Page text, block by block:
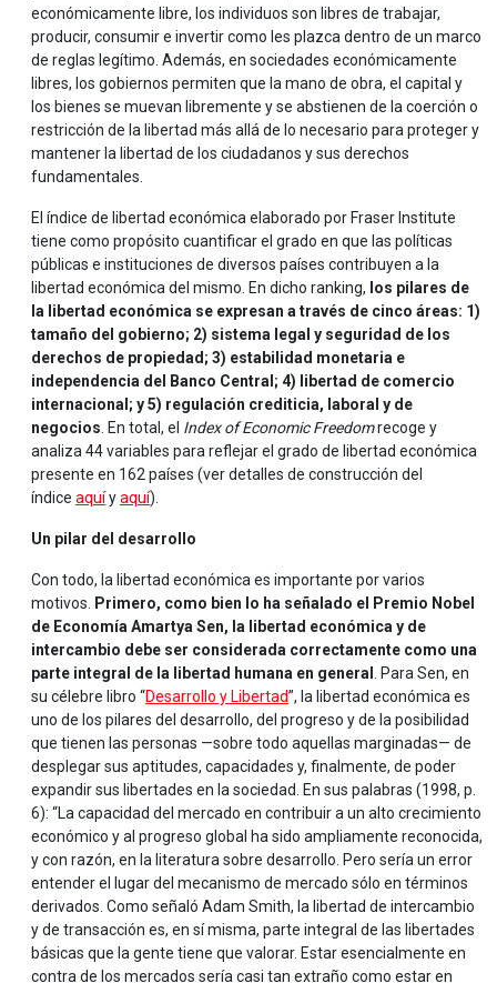
económicamente libre, los individuos son libres de trabajar,
producir, consumir e invertir como les plazca dentro de un marco
de reglas legítimo. Además, en sociedades económicamente
libres, los gobiernos permiten que la mano de obra, el capital y
los bienes se muevan libremente y se abstienen de la coerción o
restricción de la libertad más allá de lo necesario para proteger y
mantener la libertad de los ciudadanos y sus derechos
fundamentales.
El índice de libertad económica elaborado por Fraser Institute
tiene como propósito cuantificar el grado en que las políticas
públicas e instituciones de diversos países contribuyen a la
libertad económica del mismo. En dicho ranking, los pilares de
la libertad económica se expresan a través de cinco áreas: 1)
tamaño del gobierno; 2) sistema legal y seguridad de los
derechos de propiedad; 3) estabilidad monetaria e
independencia del Banco Central; 4) libertad de comercio
internacional; y 5) regulación crediticia, laboral y de
negocios . En total, el Index of Economic Freedomrecoge y
analiza 44 variables para reflejar el grado de libertad económica
presente en 162 países (ver detalles de construcción del
índice aquíyaquí).
Un pilar del desarrollo
Con todo, la libertad económica es importante por varios
motivos.
Primero, como bien lo ha señalado el Premio Nobel
de Economía Amartya Sen, la libertad económica y de
intercambio debe ser considerada correctamente como una
parte integral de la libertad humana en general
. Para Sen, en
su célebre libro “Desarrollo y Libertad”, la libertad económica es
uno de los pilares del desarrollo, del progreso y de la posibilidad
que tienen las personas —sobre todo aquellas marginadas— de
desplegar sus aptitudes, capacidades y, finalmente, de poder
expandir sus libertades en la sociedad. En sus palabras (1998, p.
6): “La capacidad del mercado en contribuir a un alto crecimiento
económico y al progreso global ha sido ampliamente reconocida,
y con razón, en la literatura sobre desarrollo. Pero sería un error
entender el lugar del mecanismo de mercado sólo en términos
derivados. Como señaló Adam Smith, la libertad de intercambio
y de transacción es, en sí misma, parte integral de las libertades
básicas que la gente tiene que valorar. Estar esencialmente en
contra de los mercados sería casi tan extraño como estar en